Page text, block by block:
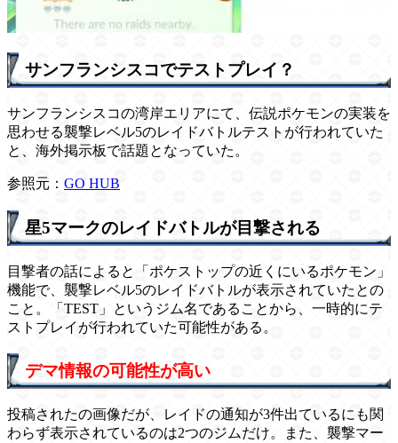
サンフランシスコでテストプレイ？
サンフランシスコの湾岸エリアにて、伝説ポケモンの実装を
思わせる襲撃レベル5のレイドバトルテストが行われていた
と、海外掲示板で話題となっていた。
参照元： GO HUB
星5マークのレイドバトルが目撃される
目撃者の話によると「ポケストップの近くにいるポケモン」
機能で、襲撃レベル5のレイドバトルが表示されていたとの
こと。「TEST」というジム名であることから、一時的にテ
ストプレイが行われていた可能性がある。
デマ情報の可能性が高い
投稿されたの画像だが、レイドの通知が3件出ているにも関
わらず表示されているのは2つのジムだけ。また、襲撃マー